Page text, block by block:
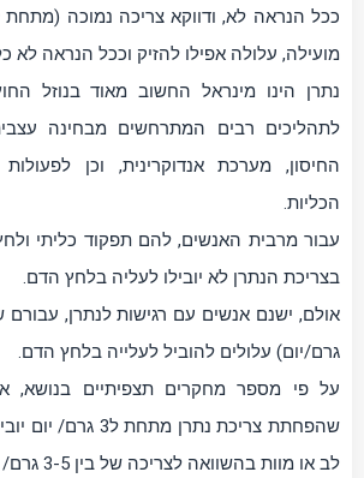
מועילה, עלולה אפילו להזיק וככל הנראה לא
נתרן הינו מינראל החשוב מאוד בנוזל
לתהליכים רבים המתרחשים מבחינה
החיסון, מערכת אנדוקרינית, וכן לפעולות
הכליות.
עבור מרבית האנשים, להם תפקוד כליתי
בצריכת הנתרן לא יובילו לעליה בלחץ הדם.
גרם/יום) עלולים להוביל לעלייה בלחץ הדם.
על פי מספר מחקרים תצפיתיים בנושא,
שהפחתת צריכת נתרן
לב או מוות בהשוואה לצריכה של בין 3-5 גרם/ ליום.